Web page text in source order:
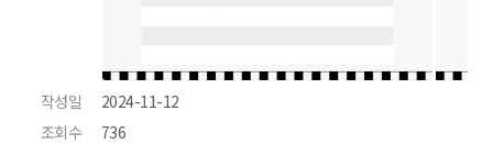
작성일
2024-11-12
조회수
736